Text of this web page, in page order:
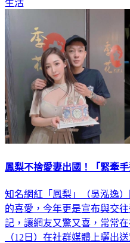
生活
鳳梨不捨愛妻出國！「緊牽
知名網紅「鳳梨」（吳泓逸
的喜愛，今年更是宣布與交
記，讓網友又驚又喜，常常
（12日）在社群媒體上曬出